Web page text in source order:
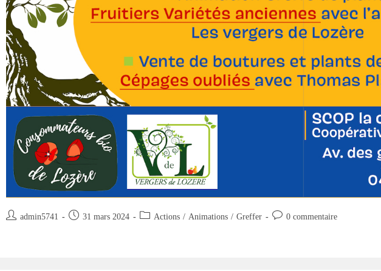
Auteur/autrice
admin5741
Publication
31 mars 2024
Post Actions / Animations / Greffer
Commentaires
0 commentaire